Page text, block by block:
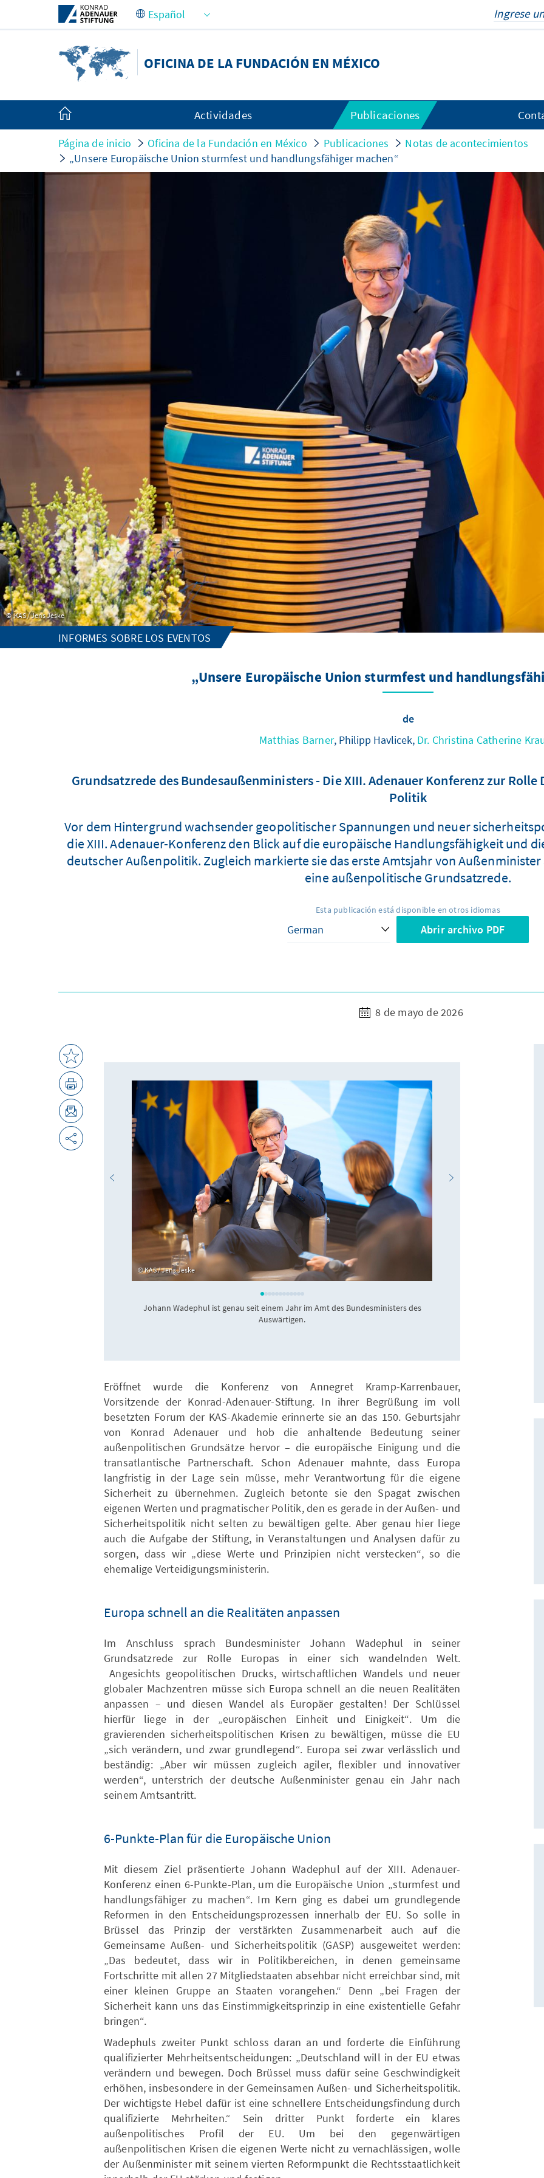
Saltar al contenido principal
OFICINA DE LA FUNDACIÓN EN MÉXICO
Actividades Publicaciones
Página de inicio Oficina de la Fundación en México Publicaciones
Notas de acontecimientos
„Unsere Europäische Union sturmfest und handlungsfähiger machen“
KAS / Jens Jeske
INFORMES SOBRE LOS EVENTOS
„Unsere Europäische Union sturmfest und
de
Matthias Barner, Philipp Havlicek, Dr. Christina Catherine
Grundsatzrede des Bundesaußenministers - Die XIII. Adenauer Konferenz zur
Politik
Vor dem Hintergrund wachsender geopolitischer Spannungen und neuer
die XIII. Adenauer-Konferenz den Blick auf die europäische Handlungsfähigkeit und
deutscher Außenpolitik. Zugleich markierte sie das erste Amtsjahr von
eine außenpolitische Grundsatzrede.
Esta publicación está disponible en otros idiomas
Abrir archivo PDF
8 de mayo de 2026
KAS / Jens Jeske
Johann Wadephul ist genau seit einem Jahr im Amt des Bundesministers des
Auswärtigen.
diplomatischen
Eröffnet wurde die Konferenz von Annegret Kramp-Karrenbauer,
Vorsitzende der Konrad-Adenauer-Stiftung. In ihrer Begrüßung im voll
besetzten Forum der KAS-Akademie erinnerte sie an das 150. Geburtsjahr
von Konrad Adenauer und hob die anhaltende Bedeutung seiner
außenpolitischen Grundsätze hervor – die europäische Einigung und die
transatlantische Partnerschaft. Schon Adenauer mahnte, dass Europa
langfristig in der Lage sein müsse, mehr Verantwortung für die eigene
Sicherheit zu übernehmen. Zugleich betonte sie den Spagat zwischen
eigenen Werten und pragmatischer Politik, den es gerade in der Außen- und
Sicherheitspolitik nicht selten zu bewältigen gelte. Aber genau hier liege
auch die Aufgabe der Stiftung, in Veranstaltungen und Analysen dafür zu
sorgen, dass wir „diese Werte und Prinzipien nicht verstecken“, so die
ehemalige Verteidigungsministerin.
Europa schnell an die Realitäten anpassen
Im Anschluss sprach Bundesminister Johann Wadephul in seiner
Grundsatzrede zur Rolle Europas in einer sich wandelnden Welt.
Angesichts geopolitischen Drucks, wirtschaftlichen Wandels und neuer
globaler Machzentren müsse sich Europa schnell an die neuen Realitäten
anpassen – und diesen Wandel als Europäer gestalten! Der Schlüssel
hierfür liege in der „europäischen Einheit und Einigkeit“. Um die
gravierenden sicherheitspolitischen Krisen zu bewältigen, müsse die EU
„sich verändern, und zwar grundlegend“. Europa sei zwar verlässlich und
beständig: „Aber wir müssen zugleich agiler, flexibler und innovativer
werden“, unterstrich der deutsche Außenminister genau ein Jahr nach
seinem Amtsantritt.
6-Punkte-Plan für die Europäische Union
Mit diesem Ziel präsentierte Johann Wadephul auf der XIII. Adenauer-
Konferenz einen 6-Punkte-Plan, um die Europäische Union „sturmfest und
handlungsfähiger zu machen“. Im Kern ging es dabei um grundlegende
Reformen in den Entscheidungsprozessen innerhalb der EU. So solle in
Brüssel das Prinzip der verstärkten Zusammenarbeit auch auf die
Gemeinsame Außen- und Sicherheitspolitik (GASP) ausgeweitet werden:
„Das bedeutet, dass wir in Politikbereichen, in denen gemeinsame
Fortschritte mit allen 27 Mitgliedstaaten absehbar nicht erreichbar sind, mit
einer kleinen Gruppe an Staaten vorangehen.“ Denn „bei Fragen der
Sicherheit kann uns das Einstimmigkeitsprinzip in eine existentielle Gefahr
bringen“.
Wadephuls zweiter Punkt schloss daran an und forderte die Einführung
qualifizierter Mehrheitsentscheidungen: „Deutschland will in der EU etwas
verändern und bewegen. Doch Brüssel muss dafür seine Geschwindigkeit
erhöhen, insbesondere in der Gemeinsamen Außen- und Sicherheitspolitik.
Der wichtigste Hebel dafür ist eine schnellere Entscheidungsfindung durch
qualifizierte Mehrheiten.“ Sein dritter Punkt forderte ein klares
außenpolitisches Profil der EU. Um bei den gegenwärtigen
außenpolitischen Krisen die eigenen Werte nicht zu vernachlässigen, wolle
der Außenminister mit seinem vierten Reformpunkt die Rechtsstaatlichkeit